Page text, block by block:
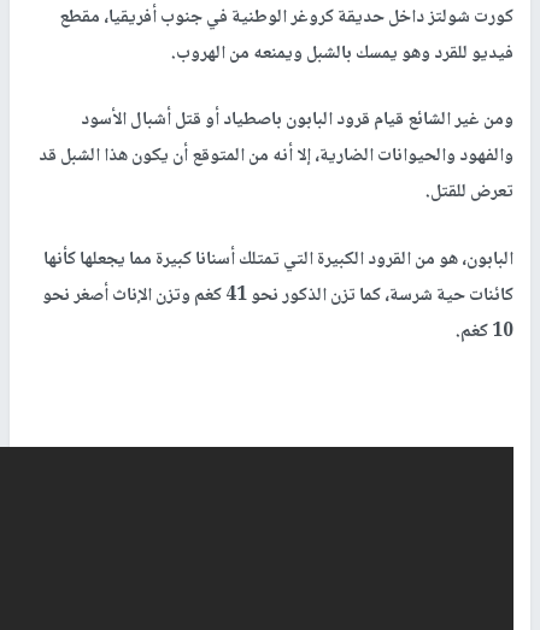
كورت شولتز داخل حديقة كروغر الوطنية في جنوب أفريقيا، مقطع
فيديو للقرد وهو يمسك بالشبل ويمنعه من الهروب.
ومن غير الشائع قيام قرود البابون باصطياد أو قتل أشبال الأسود
والفهود والحيوانات الضارية، إلا أنه من المتوقع أن يكون هذا الشبل قد
تعرض للقتل.
البابون، هو من القرود الكبيرة التي تمتلك أسنانا كبيرة مما يجعلها كأنها
كائنات حية شرسة، كما تزن الذكور نحو 41 كغم وتزن الإناث أصغر نحو
10 كغم.